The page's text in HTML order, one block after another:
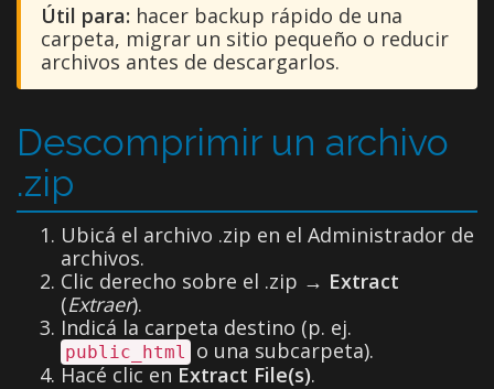
Útil para: hacer backup rápido de una
carpeta, migrar un sitio pequeño o reducir
archivos antes de descargarlos.
Descomprimir un archivo
.zip
Ubicá el archivo .zip en el Administrador de
archivos.
Clic derecho sobre el .zip → Extract
(Extraer).
Indicá la carpeta destino (p. ej.
public_html
o una subcarpeta).
Hacé clic en Extract File(s).